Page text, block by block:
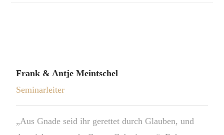
Frank & Antje Meintschel
Seminarleiter
„Aus Gnade seid ihr gerettet durch Glauben, und